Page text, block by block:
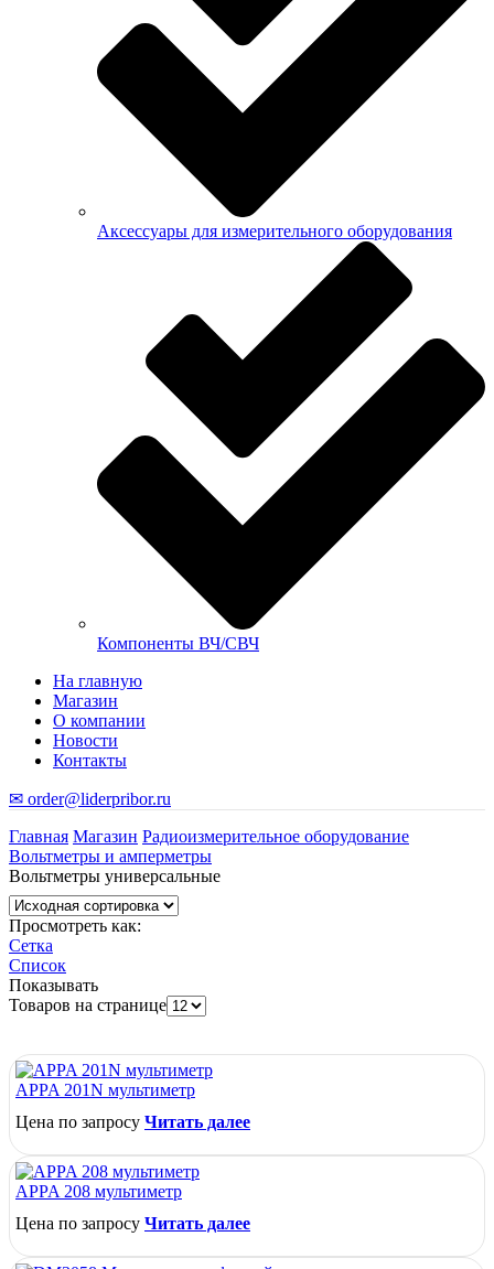
Аксессуары для измерительного оборудования
Компоненты ВЧ/СВЧ
На главную
Магазин
О компании
Новости
Контакты
✉ order@liderpribor.ru
Главная Магазин Радиоизмерительное оборудование
Вольтметры и амперметры
Вольтметры универсальные
Просмотреть как:
Сетка
Список
Показывать
Товаров на странице
APPA 201N мультиметр
Цена по запросу Читать далее
APPA 208 мультиметр
Цена по запросу Читать далее